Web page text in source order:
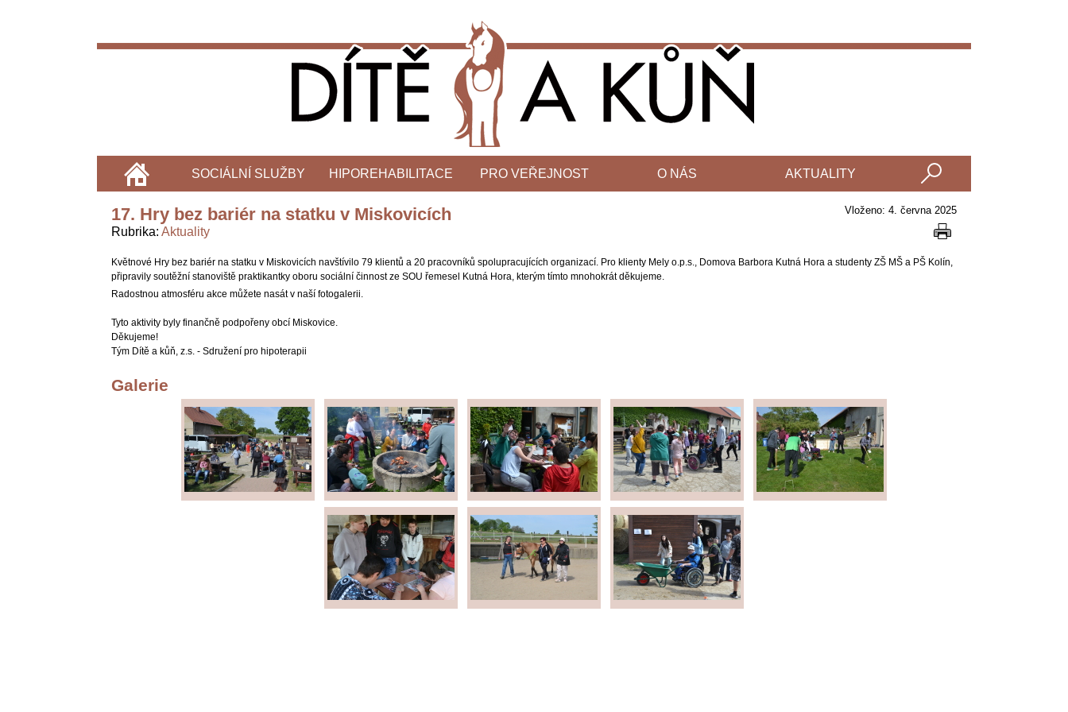
SOCIÁLNÍ SLUŽBY HIPOREHABILITACE PRO VEŘEJNOST O NÁS AKTUALITY
17. Hry bez bariér na statku v Miskovicích
Rubrika Aktuality
Vloženo: 4. června 2025
Květnové Hry bez bariér na statku v Miskovicích navštívilo 79 klientů a 20 pracovníků spolupracujících organizací. Pro klienty Mely o.p.s., Domova Barbora Kutná Hora a studenty ZŠ MŠ a PŠ Kolín,
připravily soutěžní stanoviště praktikantky oboru sociální činnost ze SOU řemesel Kutná Hora, kterým tímto mnohokrát děkujeme.
Radostnou atmosféru akce můžete nasát v naší fotogalerii.
Tyto aktivity byly finančně podpořeny obcí Miskovice.
Děkujeme!
Tým Dítě a kůň, z.s. - Sdružení pro hipoterapii
Galerie